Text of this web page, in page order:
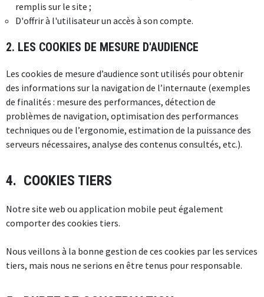
remplis sur le site ;
D'offrir à l'utilisateur un accès à son compte.
2. LES COOKIES DE MESURE D'AUDIENCE
Les cookies de mesure d’audience sont utilisés pour obtenir
des informations sur la navigation de l’internaute (exemples
de finalités : mesure des performances, détection de
problèmes de navigation, optimisation des performances
techniques ou de l’ergonomie, estimation de la puissance des
serveurs nécessaires, analyse des contenus consultés, etc.).
4. COOKIES TIERS
Notre site web ou application mobile peut également
comporter des cookies tiers.
Nous veillons à la bonne gestion de ces cookies par les services
tiers, mais nous ne serions en être tenus pour responsable.